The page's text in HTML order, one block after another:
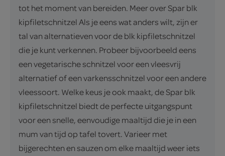
tot het moment van bereiden. Meer over Spar blk
kipfiletschnitzel Als je eens wat anders wilt, zijn er
tal van alternatieven voor de blk kipfiletschnitzel
die je kunt verkennen. Probeer bijvoorbeeld eens
een vegetarische schnitzel voor een vleesvrij
alternatief of een varkensschnitzel voor een andere
vleessoort. Welke keus je ook maakt, de Spar blk
kipfiletschnitzel biedt de perfecte uitgangspunt
voor een snelle, eenvoudige maaltijd die je in een
mum van tijd op tafel tovert. Varieer met
bijgerechten en sauzen om elke maaltijd weer iets